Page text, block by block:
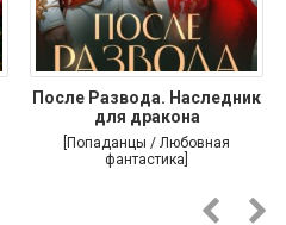
После Развода. Наследник
для дракона
[Попаданцы / Любовная
фантастика]